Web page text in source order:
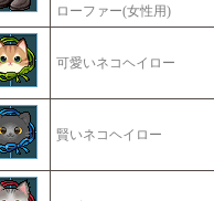
ローファー(女性用)
可愛いネコヘイロー
賢いネコヘイロー